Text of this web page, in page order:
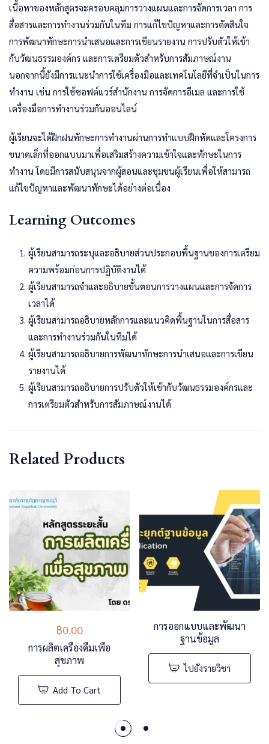
เนื้อหาของหลักสูตรจะครอบคลุมการวางแผนและการจัดการเวลา การ
สื่อสารและการทำงานร่วมกันในทีม การแก้ไขปัญหาและการตัดสินใจ
การพัฒนาทักษะการนำเสนอและการเขียนรายงาน การปรับตัวให้เข้า
กับวัฒนธรรมองค์กร และการเตรียมตัวสำหรับการสัมภาษณ์งาน
นอกจากนี้ยังมีการแนะนำการใช้เครื่องมือและเทคโนโลยีที่จำเป็นในการ
ทำงาน เช่น การใช้ซอฟต์แวร์สำนักงาน การจัดการอีเมล และการใช้
เครื่องมือการทำงานร่วมกันออนไลน์
ผู้เรียนจะได้ฝึกฝนทักษะการทำงานผ่านการทำแบบฝึกหัดและโครงการ
ขนาดเล็กที่ออกแบบมาเพื่อเสริมสร้างความเข้าใจและทักษะในการ
ทำงาน โดยมีการสนับสนุนจากผู้สอนและชุมชนผู้เรียนเพื่อให้สามารถ
แก้ไขปัญหาและพัฒนาทักษะได้อย่างต่อเนื่อง
Learning Outcomes
ผู้เรียนสามารถระบุและอธิบายส่วนประกอบพื้นฐานของการเตรียม
ความพร้อมก่อนการปฏิบัติงานได้
ผู้เรียนสามารถจำและอธิบายขั้นตอนการวางแผนและการจัดการ
เวลาได้
ผู้เรียนสามารถอธิบายหลักการและแนวคิดพื้นฐานในการสื่อสาร
และการทำงานร่วมกันในทีมได้
ผู้เรียนสามารถอธิบายการพัฒนาทักษะการนำเสนอและการเขียน
รายงานได้
ผู้เรียนสามารถอธิบายการปรับตัวให้เข้ากับวัฒนธรรมองค์กรและ
การเตรียมตัวสำหรับการสัมภาษณ์งานได้
Related Products
฿0.00
การผลิตเครื่องดื่มเพื่อ
สุขภาพ
Add To Cart
การออกแบบและพัฒนา
ฐานข้อมูล
ไปยังรายวิชา